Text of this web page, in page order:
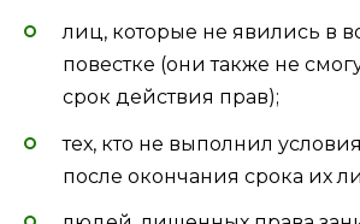
лиц, которые не явились в
повестке (они также не
срок действия прав);
тех, кто не выполнил
после окончания срока их